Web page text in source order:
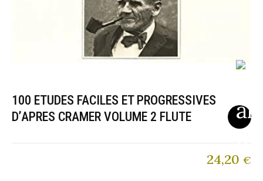
100 ETUDES FACILES ET PROGRESSIVES
D’APRES CRAMER VOLUME 2 FLUTE
24,20 €